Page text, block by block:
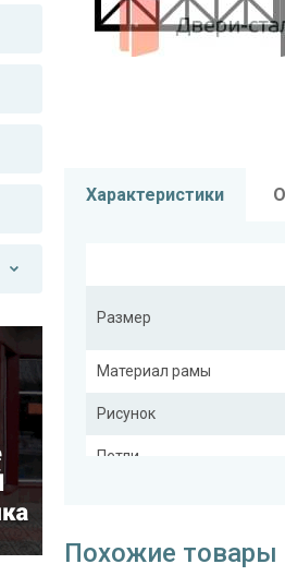
Характеристики
Размер
Материал рамы
Рисунок
Петли
Тип конструкции
Похожие товары